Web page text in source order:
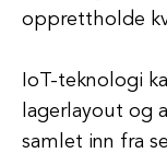
opprettholde
IoT-teknologi
lagerlayout og
samlet inn fra